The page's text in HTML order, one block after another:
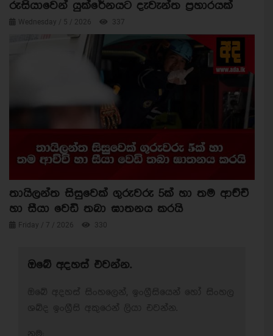
රුසියාවෙන් යුක්රේනයට දැවැන්ත ප්‍රහාරයක්
Wednesday / 5 / 2026 337
තායිලන්ත සිසුවෙක් ගුරුවරු 5ක් හා තම ආච්චි
හා සීයා වෙඩි තබා ඝාතනය කරයි
Friday / 7 / 2026 330
ඔබේ අදහස් එවන්න.